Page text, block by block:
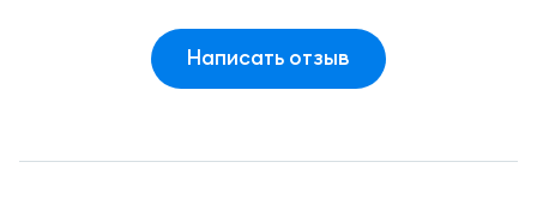
Написать отзыв